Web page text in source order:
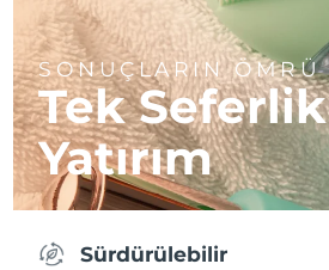
SONUÇLARIN ÖMRÜ
Tek Seferlik
Yatırım
Sürdürülebilir